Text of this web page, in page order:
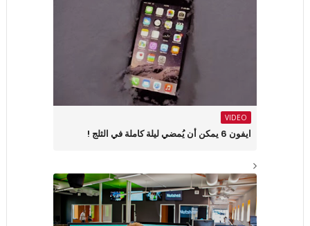
VIDEO
ايفون 6 يمكن أن يُمضي ليلة كاملة في الثلج !